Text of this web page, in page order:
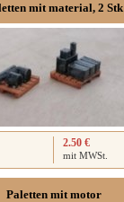
mit material, 2 Stk
2.50 €
mit MWSt.
Paletten mit motor